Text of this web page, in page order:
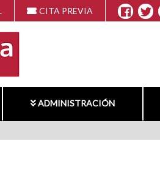
CITA PREVIA
ADMINISTRACIÓN